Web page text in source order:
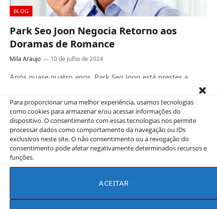
Para proporcionar uma melhor experiência, usamos tecnologias
como cookies para armazenar e/ou acessar informações do
dispositivo. O consentimento com essas tecnologias nos permite
processar dados como comportamento da navegação ou IDs
exclusivos neste site. O não consentimento ou a revogação do
consentimento pode afetar negativamente determinados recursos e
funções.
ACEITAR
BLOG
Park Seo Joon Negocia Retorno aos
Doramas de Romance
Mila Araujo 10 de julho de 2024
Após quase quatro anos, Park Seo Joon está prestes a
voltar ao gênero romântico Após quase quatro anos, Park
Seo…